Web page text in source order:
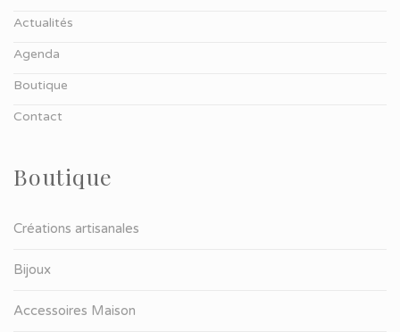
Actualités
Agenda
Boutique
Contact
Boutique
Créations artisanales
Bijoux
Accessoires Maison